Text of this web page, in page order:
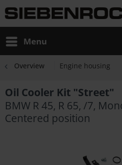
Menu
Overview Engine housing
Oil Cooler Kit "Street"
BMW R 45, R 65, /7,
Centered position